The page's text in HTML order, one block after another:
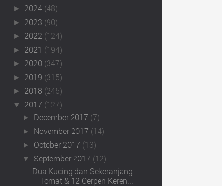
► 2024 (48)
► 2023 (90)
► 2022 (124)
► 2021 (194)
► 2020 (347)
► 2019 (315)
► 2018 (245)
▼ 2017 (127)
► December 2017 (7)
► November 2017 (14)
► October 2017 (13)
▼ September 2017 (12)
Dua Kucing dan Sekeranjang
Tomat & 12 Cerpen Keren...